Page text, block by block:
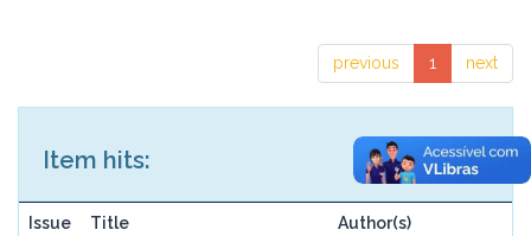
previous 1 next
Item hits:
Issue
Title Author(s)